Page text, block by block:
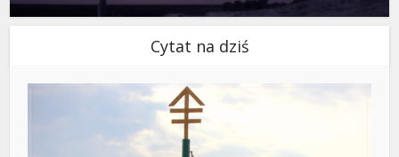
Cytat na dziś